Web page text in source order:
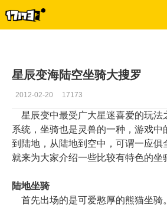
星辰变海陆空坐骑大搜罗
2012-02-20 17173
星辰变中最受广大星迷喜爱的玩法
系统，坐骑也是灵兽的一种，游戏中
到陆地，从陆地到空中，可谓一应俱
就来为大家介绍一些比较有特色的坐
陆地坐骑
首先出场的是可爱憨厚的熊猫坐骑